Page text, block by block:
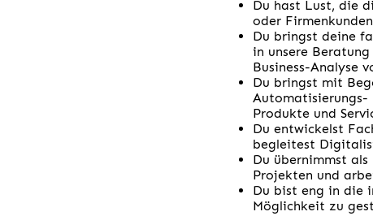
Du hast Lust, die
oder
Du bringst deine
in unsere
Business-Analyse
Du bringst mit
Automatisierungs-
Produkte und
Du entwickelst
begleitest
Du übernimmst
Projekten und
Du bist eng in die
Möglichkeit zu